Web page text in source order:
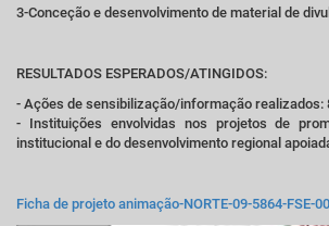
3-Conceção e desenvolvimento de material de
RESULTADOS ESPERADOS/ATINGIDOS:
- Ações de sensibilização/informação realizados:
- Instituições envolvidas nos projetos de
institucional e do desenvolvimento regional
Ficha de projeto animação-NORTE-09-5864-FSE-